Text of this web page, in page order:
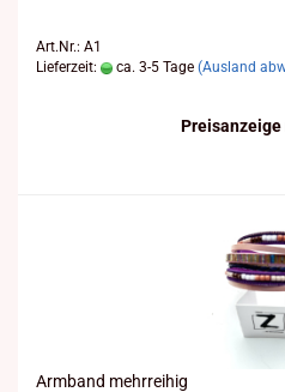
Art.Nr.: A1
Lieferzeit:
ca. 3-5 Tage (Ausland
Arm­band mehr­rei­hig